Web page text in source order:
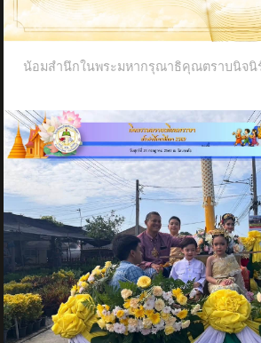
น้อมสำนึกในพระมหากรุณาธิคุณตราบนิจนิ